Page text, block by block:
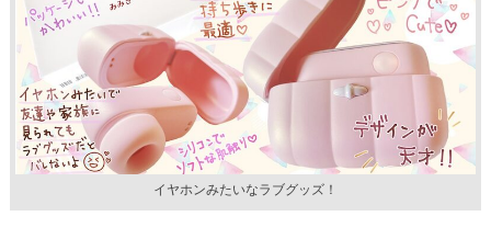
イヤホンみたいなラブグッズ！